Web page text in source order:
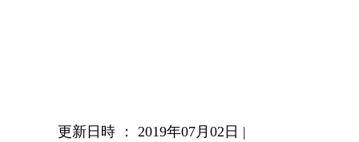
更新日時 ： 2019年07月02日 |